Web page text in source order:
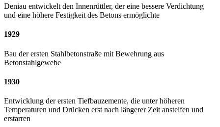
Deniau entwickelt den Innenrüttler, der eine bessere Verdichtung
und eine höhere Festigkeit des Betons ermöglichte
1929
Bau der ersten Stahlbetonstraße mit Bewehrung aus
Betonstahlgewebe
1930
Entwicklung der ersten Tiefbauzemente, die unter höheren
Temperaturen und Drücken erst nach längerer Zeit ansteifen und
erstarren